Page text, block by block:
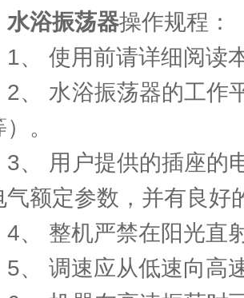
水浴振荡器操作规程：
使用前请详细阅读
水浴振荡器的工作
。
用户提供的插座的
气额定参数，并有良好
整机严禁在阳光直
调速应从低速向高